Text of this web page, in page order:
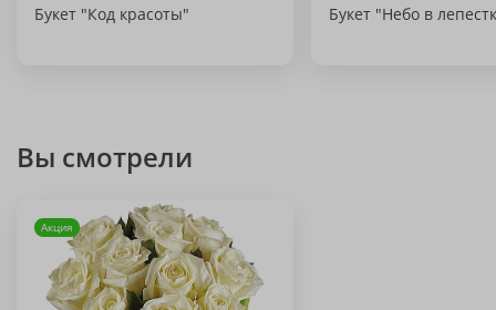
Букет "Код красоты" Букет "Небо в
Вы смотрели
Акция